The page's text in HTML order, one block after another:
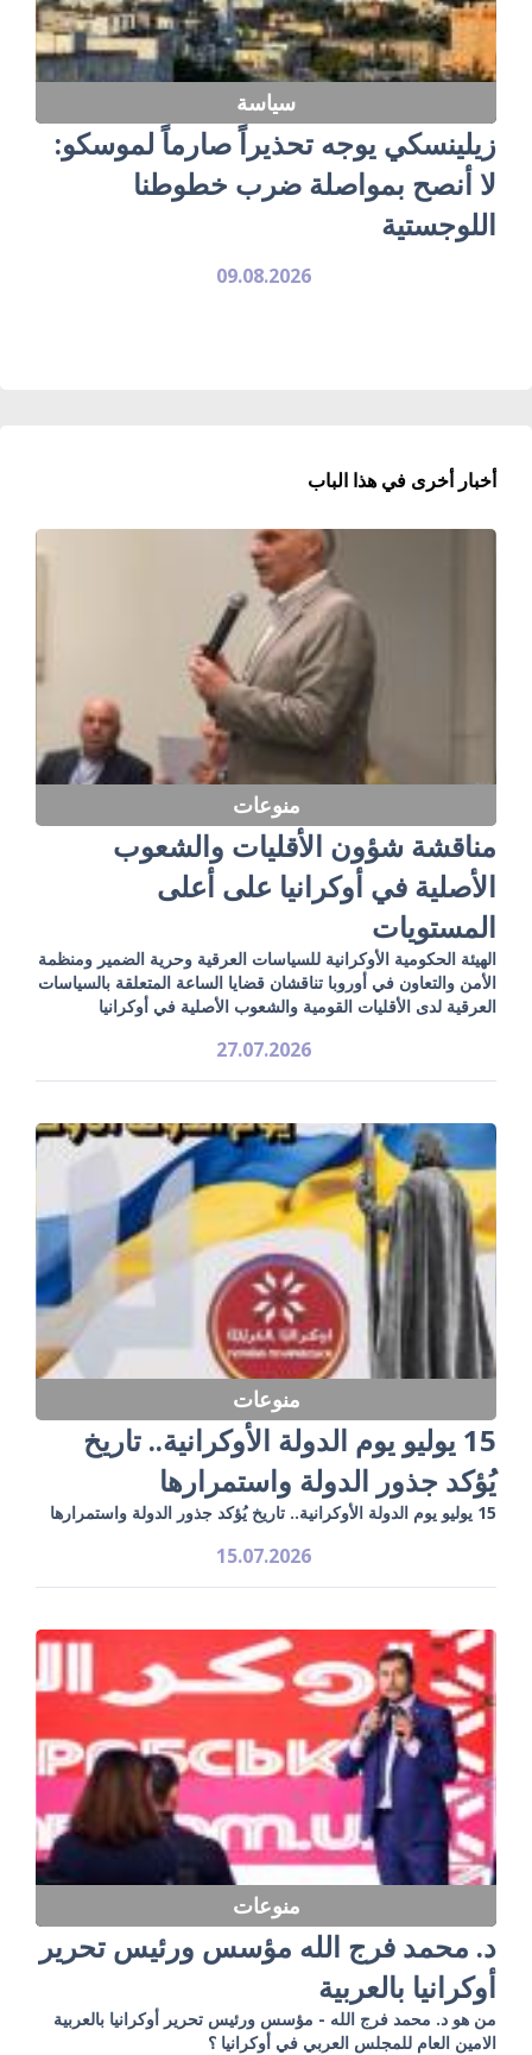
سياسة
زيلينسكي يوجه تحذيراً صارماً لموسكو:
لا أنصح بمواصلة ضرب خطوطنا
اللوجستية
09.08.2026
أخبار أخرى في هذا الباب
منوعات
مناقشة شؤون الأقليات والشعوب
الأصلية في أوكرانيا على أعلى
المستويات
الهيئة الحكومية الأوكرانية للسياسات العرقية وحرية الضمير ومنظمة
الأمن والتعاون في أوروبا تناقشان قضايا الساعة المتعلقة بالسياسات
العرقية لدى الأقليات القومية والشعوب الأصلية في أوكرانيا
27.07.2026
منوعات
15 يوليو يوم الدولة الأوكرانية.. تاريخ
يُؤكد جذور الدولة واستمرارها
15 يوليو يوم الدولة الأوكرانية.. تاريخ يُؤكد جذور الدولة واستمرارها
15.07.2026
منوعات
د. محمد فرج الله مؤسس ورئيس تحرير
أوكرانيا بالعربية
من هو د. محمد فرج الله - مؤسس ورئيس تحرير أوكرانيا بالعربية
الامين العام للمجلس العربي في أوكرانيا ؟